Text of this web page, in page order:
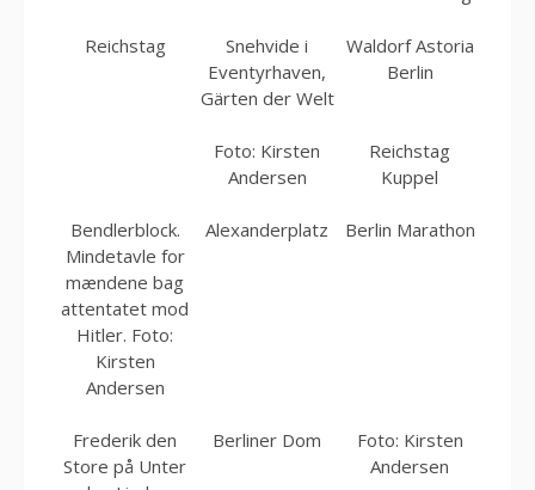
Reichstag
Snehvide i
Eventyrhaven,
Gärten der Welt
Waldorf Astoria
Berlin
Foto: Kirsten
Andersen
Reichstag
Kuppel
Bendlerblock.
Mindetavle for
mændene bag
attentatet mod
Hitler. Foto:
Kirsten
Andersen
Alexanderplatz Berlin Marathon
Frederik den
Store på Unter
Berliner Dom
Foto: Kirsten
Andersen